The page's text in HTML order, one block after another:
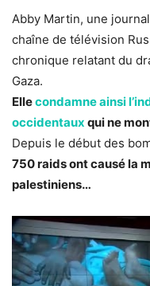
Abby Martin, une
chaîne de télévision
chronique relatant du
Gaza.
Ellecondamne ainsi
occidentaux qui ne
Depuis le début des
750 raids ont causé la
palestiniens…